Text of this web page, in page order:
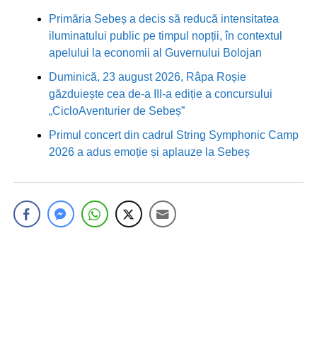
Primăria Sebeș a decis să reducă intensitatea
iluminatului public pe timpul nopții, în contextul
apelului la economii al Guvernului Bolojan
Duminică, 23 august 2026, Râpa Roșie
găzduiește cea de-a III-a ediție a concursului
„CicloAventurier de Sebeș”
Primul concert din cadrul String Symphonic Camp
2026 a adus emoție și aplauze la Sebeș